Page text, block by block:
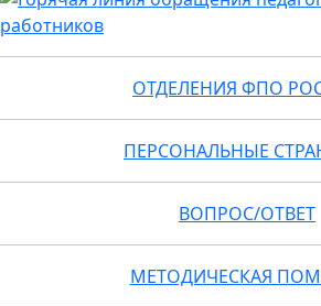
ОТДЕЛЕНИЯ ФПО
ПЕРСОНАЛЬНЫЕ
ВОПРОС/ОТВЕТ
МЕТОДИЧЕСКАЯ